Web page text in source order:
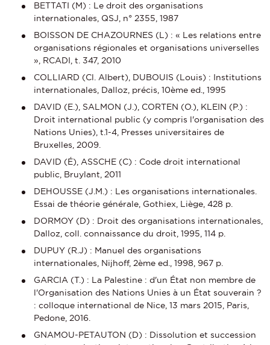
BETTATI (M) : Le droit des organisations
internationales, QSJ, n° 2355, 1987
BOISSON DE CHAZOURNES (L) : « Les relations entre
organisations régionales et organisations universelles
», RCADI, t. 347, 2010
COLLIARD (Cl. Albert), DUBOUIS (Louis) : Institutions
internationales, Dalloz, précis, 10ème ed., 1995
DAVID (E.), SALMON (J.), CORTEN (O.), KLEIN (P.) :
Droit international public (y compris l'organisation des
Nations Unies), t.1-4, Presses universitaires de
Bruxelles, 2009.
DAVID (É), ASSCHE (C) : Code droit international
public, Bruylant, 2011
DEHOUSSE (J.M.) : Les organisations internationales.
Essai de théorie générale, Gothiex, Liège, 428 p.
DORMOY (D) : Droit des organisations internationales,
Dalloz, coll. connaissance du droit, 1995, 114 p.
DUPUY (R.J) : Manuel des organisations
internationales, Nijhoff, 2ème ed., 1998, 967 p.
GARCIA (T.) : La Palestine : d'un État non membre de
l'Organisation des Nations Unies à un État souverain ?
: colloque international de Nice, 13 mars 2015, Paris,
Pedone, 2016.
GNAMOU-PETAUTON (D) : Dissolution et succession